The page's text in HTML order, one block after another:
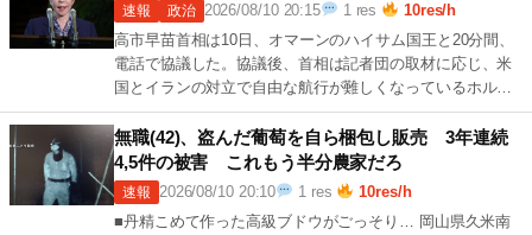
速報 政治 2026/08/10 20:15 1 res
10res/h
高市早苗首相は10日、オマーンのハイサム国王と20分間、
電話で協議した。協議後、首相は記者団の取材に応じ、米
国とイランの対立で自由な航行が難しくなっているホルム
ズ海峡について「追加的費用のない形で 続きを読む →
1 […]
無職(42)、盗んだ葡萄を自ら梱包し販売 3年連続
4,5件の被害 これもう半分農家だろ
速報 2026/08/10 20:10 1 res
10res/h
■丹精こめて作った高級ブドウがごっそり… 岡山県久米南